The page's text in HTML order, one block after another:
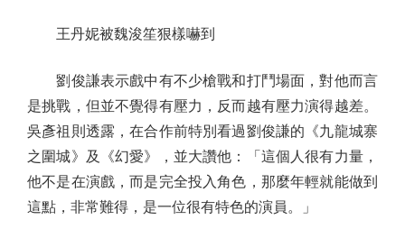
王丹妮被魏浚笙狠樣嚇到
劉俊謙表示戲中有不少槍戰和打鬥場面，對他而言
是挑戰，但並不覺得有壓力，反而越有壓力演得越差。
吳彥祖則透露，在合作前特別看過劉俊謙的《九龍城寨
之圍城》及《幻愛》，並大讚他：「這個人很有力量，
他不是在演戲，而是完全投入角色，那麼年輕就能做到
這點，非常難得，是一位很有特色的演員。」